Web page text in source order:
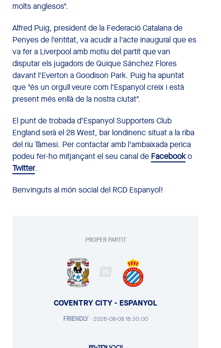
molts anglesos".
Alfred Puig, president de la Federació Catalana de
Penyes de l'entitat, va acudir a l'acte inaugural que es
va fer a Liverpool amb motiu del partit que van
disputar els jugadors de Quique Sánchez Flores
davant l'Everton a Goodison Park. Puig ha apuntat
que "és un orgull veure com l'Espanyol creix i està
present més enllà de la nostra ciutat".
El punt de trobada d’Espanyol Supporters Club
England serà el 28 West, bar londinenc situat a la riba
del riu Tàmesi. Per contactar amb l'ambaixada perica
podeu fer-ho mitjançant el seu canal de Facebooko
Twitter.
Benvinguts al món social del RCD Espanyol!
PROPER PARTIT
VS
COVENTRY CITY - ESPANYOL
FRIENDLY· 2026-08-08 18:30:00
FES-TE'N SOCI!